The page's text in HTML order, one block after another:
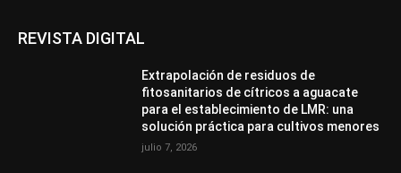
REVISTA DIGITAL
Extrapolación de residuos de
fitosanitarios de cítricos a aguacate
para el establecimiento de LMR: una
solución práctica para cultivos menores
julio 7, 2026